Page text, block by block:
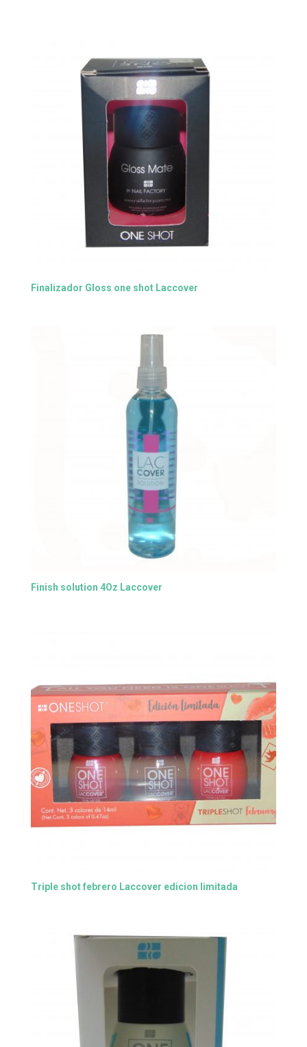
Finalizador Gloss one shot Laccover
Finish solution 4Oz Laccover
Triple shot febrero Laccover edicion limitada